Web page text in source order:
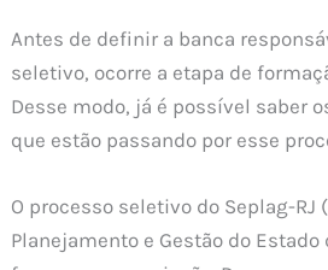
Antes de definir a banca
seletivo, ocorre a etapa de
Desse modo, já é possível saber
que estão passando por esse
O processo seletivo do Seplag-RJ
Planejamento e Gestão do Estado